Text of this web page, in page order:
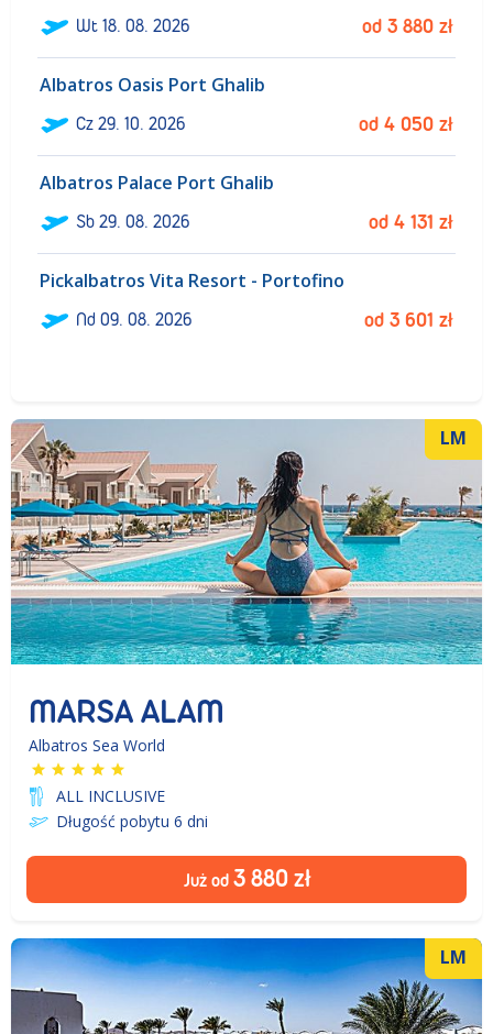
Wt18. 08. 2026 od 3 880 zł
Albatros Oasis Port Ghalib
Cz29. 10. 2026 od 4 050 zł
Albatros Palace Port Ghalib
Sb29. 08. 2026 od 4 131 zł
Pickalbatros Vita Resort - Portofino
Nd09. 08. 2026 od 3 601 zł
LM
MARSA ALAM
Albatros Sea World
ALL INCLUSIVE
Długość pobytu 6 dni
Już od 3 880zł
LM